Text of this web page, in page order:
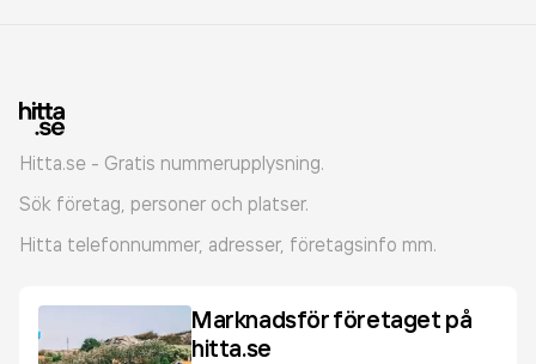
Hitta.se - Gratis nummerupplysning.
Sök företag, personer och platser.
Hitta telefonnummer, adresser, företagsinfo mm.
Marknadsför företaget på
hitta.se